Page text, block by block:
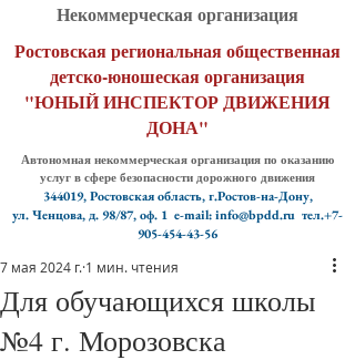
Некоммерческая организация
Ростовская региональная общественная
детско-юношеская организация
"ЮНЫЙ ИНСПЕКТОР ДВИЖЕНИЯ
ДОНА"
Автономная некоммерческая организация по оказанию
услуг в сфере безопасности дорожного движения
344019, Ростовская область, г.Ростов-на-Дону,
ул. Ченцова, д. 98/87, оф. 1 e-mail: info@bpdd.ru тел.+7-
905-454-43-56
Для обучающихся школы
№4 г. Морозовска
7 мая 2024 г. 1 мин. чтения